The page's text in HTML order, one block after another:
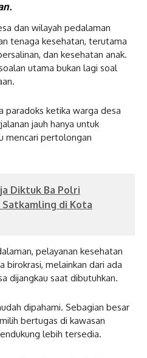
dan wilayah pedalaman
tenaga kesehatan, terutama
dan kesehatan anak.
utama bukan lagi soal
paradoks ketika warga desa
jauh hanya untuk
mencari pertolongan
Diktuk Ba Polri
Satkamling di Kota
pelayanan kesehatan
birokrasi, melainkan dari ada
dijangkau saat dibutuhkan.
dipahami. Sebagian besar
bertugas di kawasan
lebih tersedia.